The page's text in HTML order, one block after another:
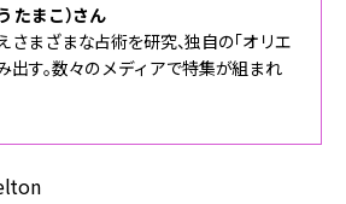
たまこ）さん
さまざまな占術を研究、独自の「オリエ
出す。数々のメディアで特集が組まれ